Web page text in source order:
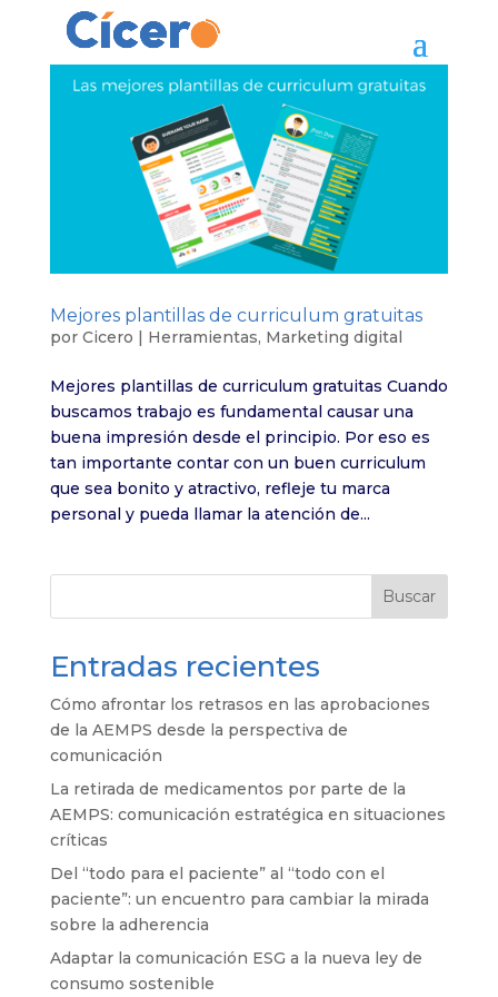
Mejores plantillas de curriculum gratuitas
por Cicero | Herramientas, Marketing digital
Mejores plantillas de curriculum gratuitas Cuando
buscamos trabajo es fundamental causar una
buena impresión desde el principio. Por eso es
tan importante contar con un buen curriculum
que sea bonito y atractivo, refleje tu marca
personal y pueda llamar la atención de...
Buscar
Entradas recientes
Cómo afrontar los retrasos en las aprobaciones
de la AEMPS desde la perspectiva de
comunicación
La retirada de medicamentos por parte de la
AEMPS: comunicación estratégica en situaciones
críticas
Del “todo para el paciente” al “todo con el
paciente”: un encuentro para cambiar la mirada
sobre la adherencia
Adaptar la comunicación ESG a la nueva ley de
consumo sostenible